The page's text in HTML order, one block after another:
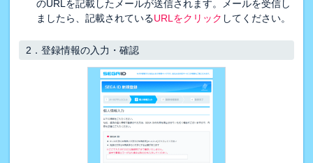
のURLを記載したメールが送信されます。メールを受信し
ましたら、記載されているURLをクリック してください。
2．登録情報の入力・確認